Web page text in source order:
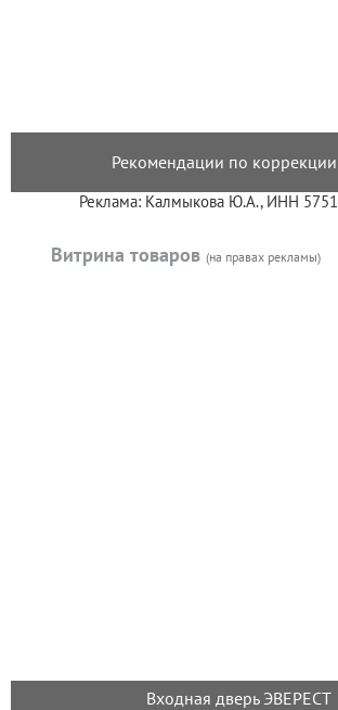
Рекомендации по коррекции
Реклама: Калмыкова Ю.А., ИНН
Витрина товаров (на правах рекламы)
Входная дверь ЭВЕРЕСТ